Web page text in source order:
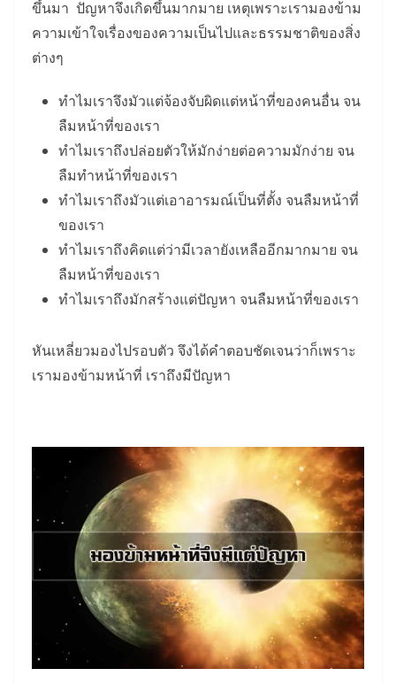
ขึ้นมา ปัญหาจึงเกิดขึ้นมากมาย เหตุเพราะเรามองข้าม
ความเข้าใจเรื่องของความเป็นไปและธรรมชาติของสิ่ง
ต่างๆ
ทำไมเราจึงมัวแต่จ้องจับผิดแต่หน้าที่ของคนอื่น จน
ลืมหน้าที่ของเรา
ทำไมเราถึงปล่อยตัวให้มักง่ายต่อความมักง่าย จน
ลืมทำหน้าที่ของเรา
ทำไมเราถึงมัวแต่เอาอารมณ์เป็นที่ตั้ง จนลืมหน้าที่
ของเรา
ทำไมเราถึงคิดแต่ว่ามีเวลายังเหลืออีกมากมาย จน
ลืมหน้าที่ของเรา
ทำไมเราถึงมักสร้างแต่ปัญหา จนลืมหน้าที่ของเรา
หันเหลี่ยวมองไปรอบตัว จึงได้คำตอบชัดเจนว่าก็เพราะ
เรามองข้ามหน้าที่ เราถึงมีปัญหา